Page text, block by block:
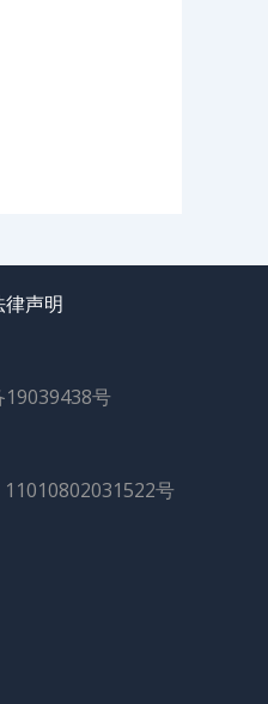
律声明
19039438号
号